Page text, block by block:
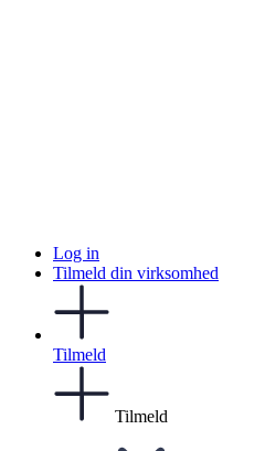
Log in
Tilmeld din virksomhed
Tilmeld
Tilmeld